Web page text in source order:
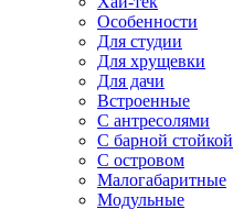
Особенности
Для студии
Для хрущевки
Для дачи
Встроенные
С антресолями
С барной стойкой
С островом
Малогабаритные
Модульные